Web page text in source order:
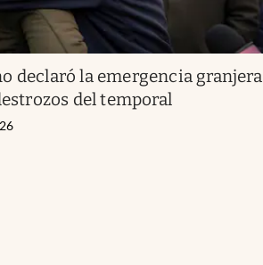
declaró la emergencia granjera
del temporal